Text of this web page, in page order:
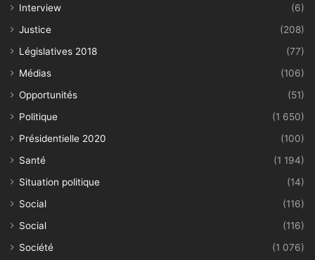
Interview
(6)
Justice
(208)
Législatives 2018
(77)
Médias
(106)
Opportunités
(51)
Politique
(1 650)
Présidentielle 2020
(100)
Santé
(1 194)
Situation politique
(14)
Social
(116)
Social
(116)
Société
(1 076)